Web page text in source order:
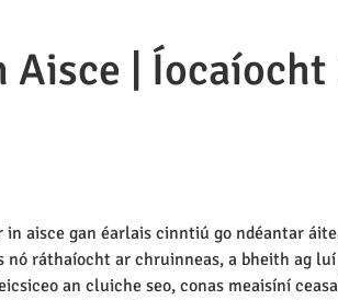
Aisce | Íocaíocht
aisce gan éarlais cinntiú go ndéantar
ráthaíocht ar chruinneas, a bheith ag
an cluiche seo, conas meaisíní